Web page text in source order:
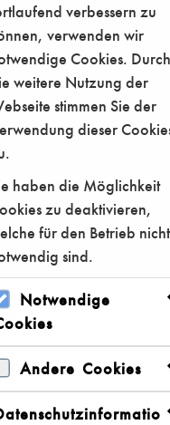
verbessern zu
verwenden wir
Cookies. Durch
weitere Nutzung der
stimmen Sie der
dieser
haben die Möglichkeit
zu deaktivieren,
für den Betrieb nicht
sind.
Notwendige
Andere Cookies
München
Museum Bonn
Zukunft
des